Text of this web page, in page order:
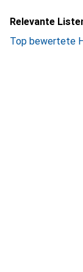
Relevante
Top bewertete